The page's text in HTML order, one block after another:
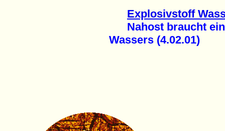
Explosivstoff
Nahost braucht
Wassers (4.02.01)